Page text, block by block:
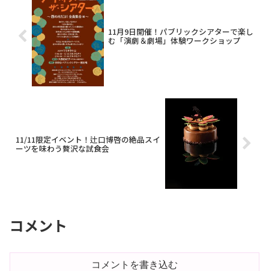
11月9日開催！パブリックシアターで楽し
む「演劇＆劇場」体験ワークショップ
11/11限定イベント！辻口博啓の絶品スイ
ーツを味わう贅沢な試食会
コメント
コメントを書き込む